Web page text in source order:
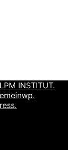
LPM INSTITUT.